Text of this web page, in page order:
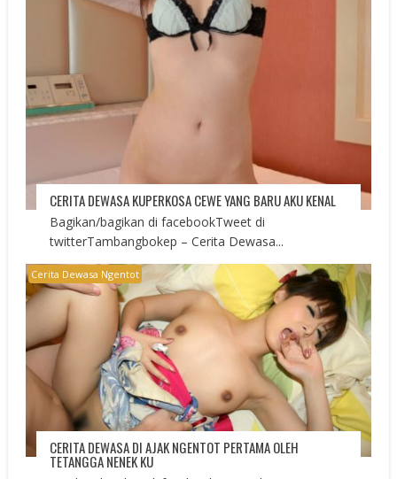
CERITA DEWASA KUPERKOSA CEWE YANG BARU AKU KENAL
Bagikan/bagikan di facebookTweet di
twitterTambangbokep – Cerita Dewasa...
Cerita Dewasa Ngentot
CERITA DEWASA DI AJAK NGENTOT PERTAMA OLEH
TETANGGA NENEK KU